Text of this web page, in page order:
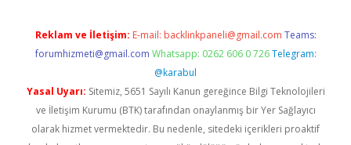
Reklam ve İletişim: E-mail: backlinkpaneli@gmail.com Teams:
forumhizmeti@gmail.com Whatsapp: 0262 606 0 726 Telegram:
@karabul
Yasal Uyarı: Sitemiz, 5651 Sayılı Kanun gereğince Bilgi Teknolojileri
ve İletişim Kurumu (BTK) tarafından onaylanmış bir Yer Sağlayıcı
olarak hizmet vermektedir. Bu nedenle, sitedeki içerikleri proaktif